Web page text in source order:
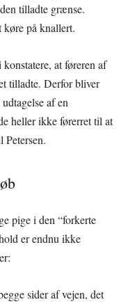
tilladte grænse.
køre på knallert.
at føreren af
tilladte. Derfor bliver
af en
heller ikke førerret til at
pige i den “forkerte
er endnu ikke
sider af vejen, det